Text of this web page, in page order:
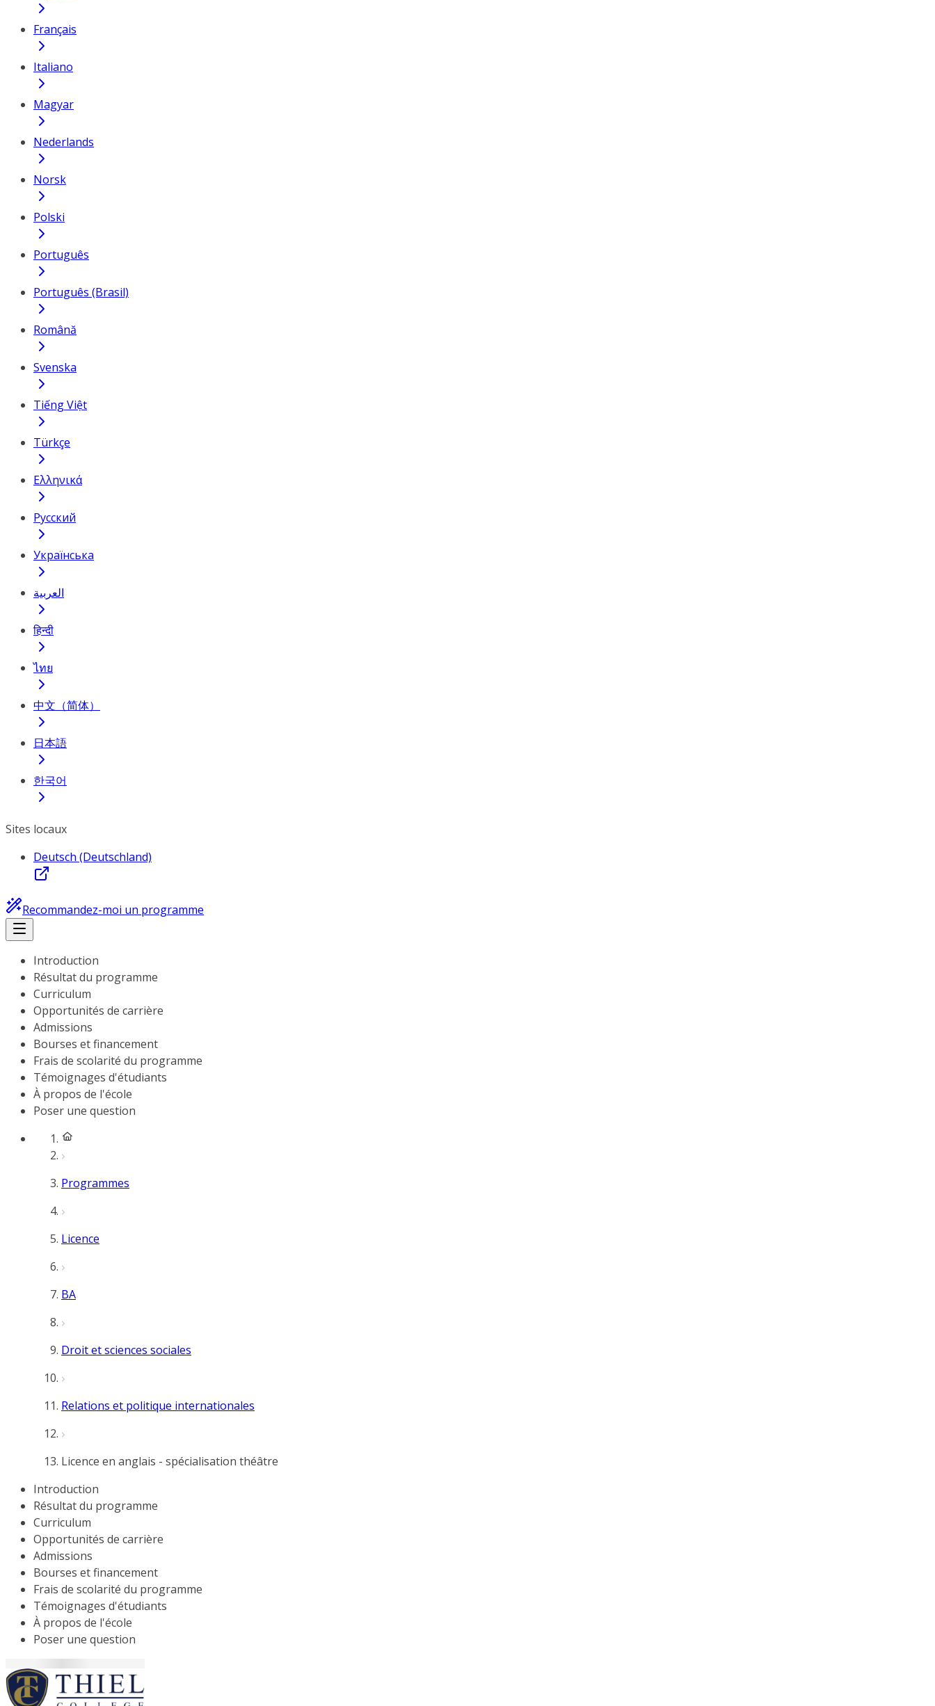
Français
Italiano
Magyar
Nederlands
Norsk
Polski
Português
Português (Brasil)
Română
Svenska
Tiếng Việt
Türkçe
Ελληνικά
Русский
Українська
العربية
हिन्दी
ไทย
中文（简体）
日本語
한국어
Sites locaux
Deutsch (Deutschland)
Recommandez-moi un programme
Introduction
Résultat du programme
Curriculum
Opportunités de carrière
Admissions
Bourses et financement
Frais de scolarité du programme
Témoignages d'étudiants
À propos de l'école
Poser une question
Programmes
Licence
BA
Droit et sciences sociales
Relations et politique internationales
Licence en anglais - spécialisation théâtre
Introduction
Résultat du programme
Curriculum
Opportunités de carrière
Admissions
Bourses et financement
Frais de scolarité du programme
Témoignages d'étudiants
À propos de l'école
Poser une question